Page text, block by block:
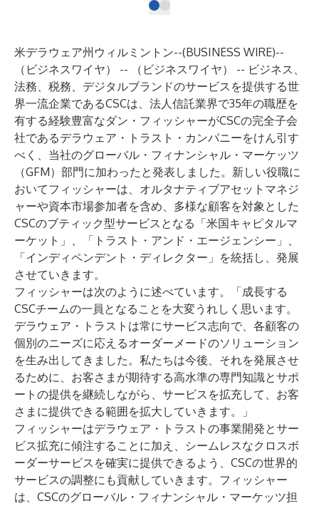
米デラウェア州ウィルミントン--(BUSINESS WIRE)--
（ビジネスワイヤ） -- （ビジネスワイヤ） -- ビジネス、
法務、税務、デジタルブランドのサービスを提供する世
界一流企業であるCSCは、法人信託業界で35年の職歴を
有する経験豊富なダン・フィッシャーがCSCの完全子会
社であるデラウェア・トラスト・カンパニーをけん引す
べく、当社のグローバル・フィナンシャル・マーケッツ
（GFM）部門に加わったと発表しました。新しい役職に
おいてフィッシャーは、オルタナティブアセットマネジ
ャーや資本市場参加者を含め、多様な顧客を対象とした
CSCのブティック型サービスとなる「米国キャピタルマ
ーケット」、「トラスト・アンド・エージェンシー」、
「インディペンデント・ディレクター」を統括し、発展
させていきます。
フィッシャーは次のように述べています。「成長する
CSCチームの一員となることを大変うれしく思います。
デラウェア・トラストは常にサービス志向で、各顧客の
個別のニーズに応えるオーダーメードのソリューション
を生み出してきました。私たちは今後、それを発展させ
るために、お客さまが期待する高水準の専門知識とサポ
ートの提供を継続しながら、サービスを拡充して、お客
さまに提供できる範囲を拡大していきます。」
フィッシャーはデラウェア・トラストの事業開発とサー
ビス拡充に傾注することに加え、シームレスなクロスボ
ーダーサービスを確実に提供できるよう、CSCの世界的
サービスの調整にも貢献していきます。フィッシャー
は、CSCのグローバル・フィナンシャル・マーケッツ担